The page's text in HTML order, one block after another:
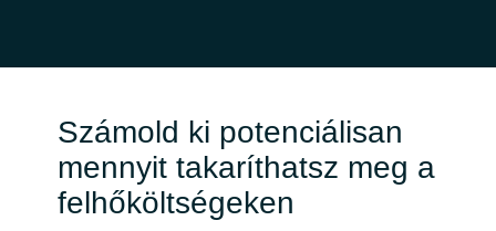
Számold ki potenciálisan
mennyit takaríthatsz meg a
felhőköltségeken